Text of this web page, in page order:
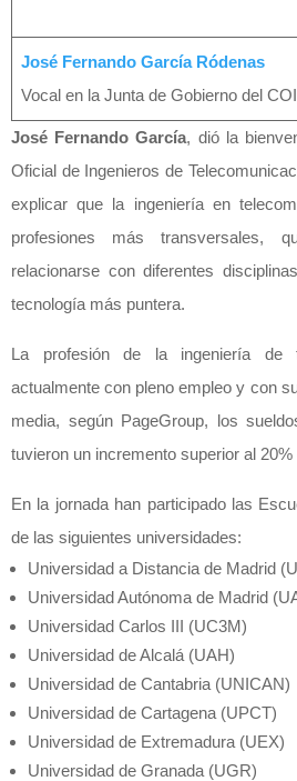
José Fernando García Ródenas
Vocal en la Junta de Gobierno del
José Fernando García, dió la
Oficial de Ingenieros de
explicar que la ingeniería en
profesiones más transversales,
relacionarse con diferentes
tecnología más puntera.
La profesión de la ingeniería de
actualmente con pleno empleo y con
media, según PageGroup, los
tuvieron un incremento superior al 20%
En la jornada han participado las
de las siguientes universidades:
Universidad a Distancia de Madrid
Universidad Autónoma de Madrid
Universidad Carlos III (UC3M)
Universidad de Alcalá (UAH)
Universidad de Cantabria (UNICAN)
Universidad de Cartagena (UPCT)
Universidad de Extremadura (UEX)
Universidad de Granada (UGR)